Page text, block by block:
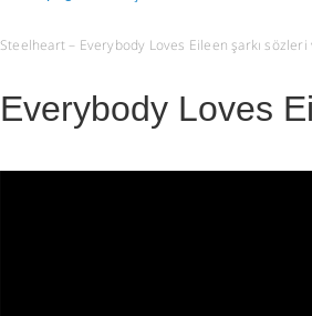
Steelheart – Everybody Loves Eileen şarkı sözleri
Everybody Loves